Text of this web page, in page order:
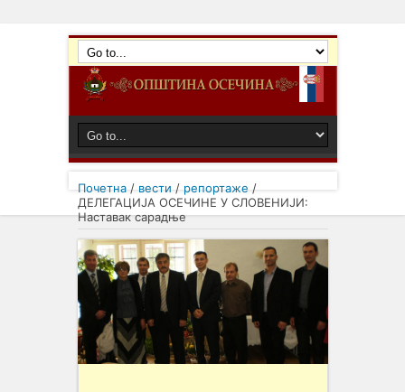
Почетна/ вести / репортаже /
ДЕЛЕГАЦИЈА ОСЕЧИНЕ У СЛОВЕНИЈИ:
Наставак сарадње